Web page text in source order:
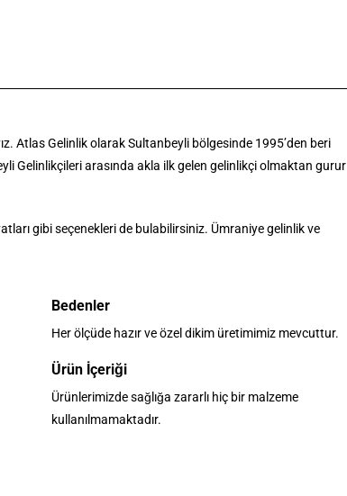
Atlas Gelinlik olarak Sultanbeyli bölgesinde 1995’den beri
Gelinlikçileri arasında akla ilk gelen gelinlikçi olmaktan gurur
gibi seçenekleri de bulabilirsiniz. Ümraniye gelinlik ve
Bedenler
Her ölçüde hazır ve özel dikim üretimimiz mevcuttur.
Ürün İçeriği
Ürünlerimizde sağlığa zararlı hiç bir malzeme
kullanılmamaktadır.